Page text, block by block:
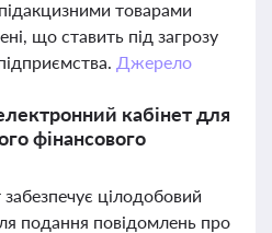
підакцизними товарами
що ставить під загрозу
Джерело
кабінет для
фінансового
цілодобовий
подання повідомлень про